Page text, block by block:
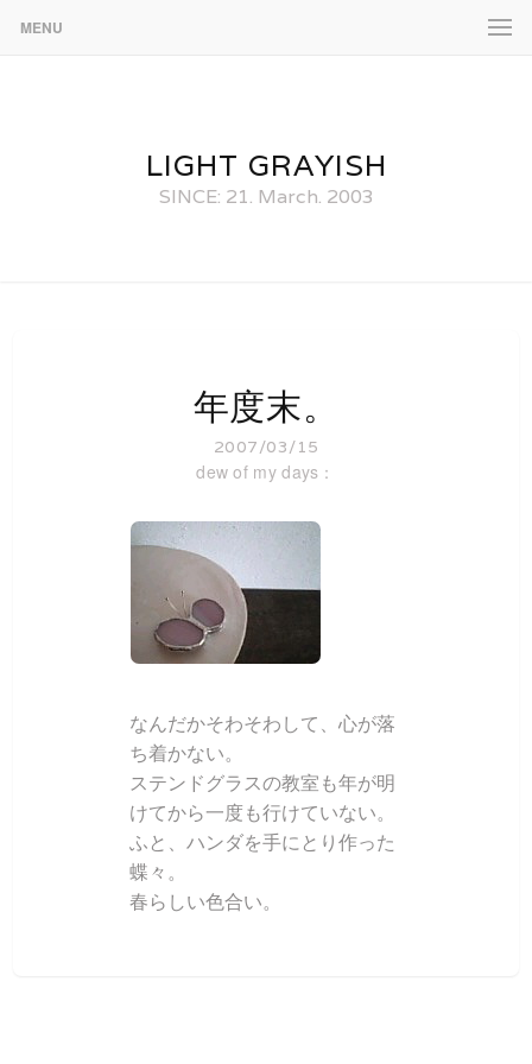
MENU
LIGHT GRAYISH
SINCE: 21. March. 2003
年度末。
2007/03/15
dew of my days：
なんだかそわそわして、心が落
ち着かない。
ステンドグラスの教室も年が明
けてから一度も行けていない。
ふと、ハンダを手にとり作った
蝶々。
春らしい色合い。